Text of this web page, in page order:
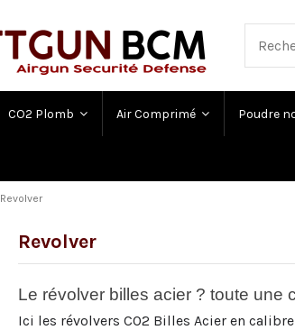
CO2 Plomb Air Comprimé Poudre
Revolver
Revolver
Le révolver billes acier ? toute une
Ici les révolvers CO2 Billes Acier en